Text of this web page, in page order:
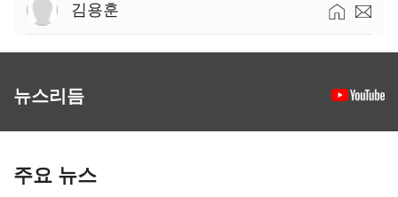
김용훈
뉴스리듬
주요 뉴스